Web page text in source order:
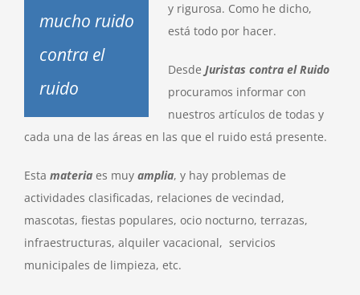
mucho ruido
contra el
ruido
y rigurosa. Como he dicho,
está todo por hacer.
DesdeJuristas contra el Ruido
procuramos informar con
nuestros artículos de todas y
cada una de las áreas en las que el ruido está presente.
Esta materia es muy amplia, y hay problemas de
actividades clasificadas, relaciones de vecindad,
mascotas, fiestas populares, ocio nocturno, terrazas,
infraestructuras, alquiler vacacional, servicios
municipales de limpieza, etc.